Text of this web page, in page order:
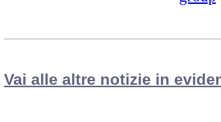
Vai alle altre notizie in